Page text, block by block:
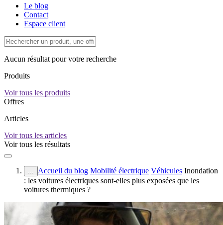
Le blog
Contact
Espace client
Aucun résultat pour votre recherche
Produits
Voir tous les produits
Offres
Articles
Voir tous les articles
Voir tous les résultats
... Accueil du blog Mobilité électrique Véhicules Inondation
: les voitures électriques sont-elles plus exposées que les
voitures thermiques ?